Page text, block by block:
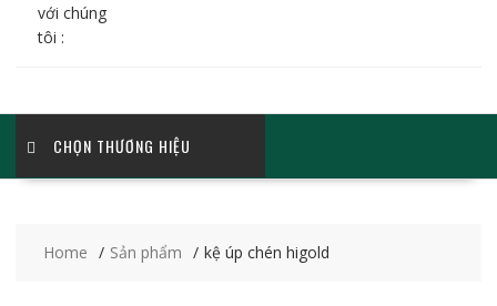
với chúng
tôi :
CHỌN THƯƠNG HIỆU
Home Sản phẩm kệ úp chén higold